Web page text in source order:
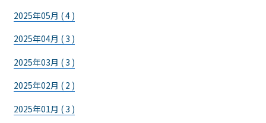
2025年05月 ( 4 )
2025年04月 ( 3 )
2025年03月 ( 3 )
2025年02月 ( 2 )
2025年01月 ( 3 )